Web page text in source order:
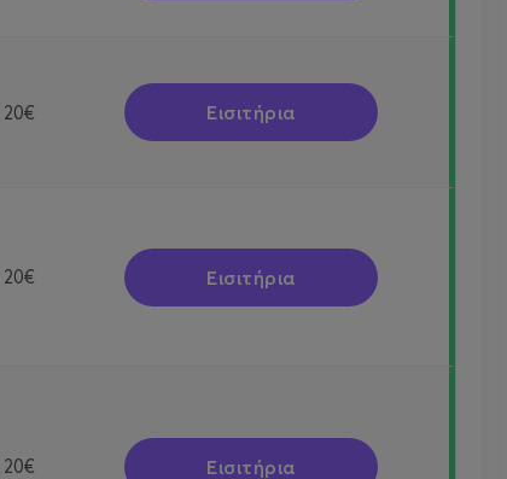
20€ Εισιτήρια
20€ Εισιτήρια
20€ Εισιτήρια